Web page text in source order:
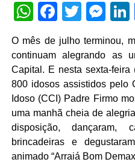
WhatsApp
O mês de julho terminou,
continuam alegrando as
Capital. E nesta sexta-
800 idosos assistidos pelo
Idoso (CCI) Padre Firmo
uma manhã cheia de
disposição, dançaram,
brincadeiras e
animado “Arraiá Bom